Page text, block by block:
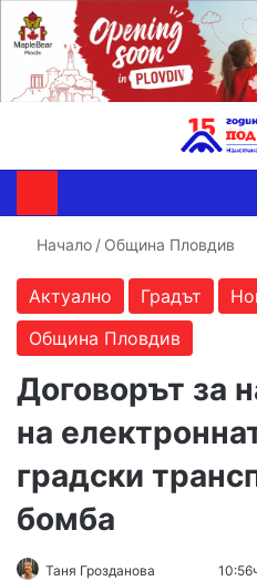
Начало / Община Пловдив
Актуално Градът
Община Пловдив
Договорът за
на
градски
бомба
Таня Грозданова
Send